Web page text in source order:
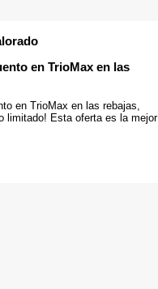
en TrioMax en las
en TrioMax en las rebajas,
limitado! Esta oferta es la mejor